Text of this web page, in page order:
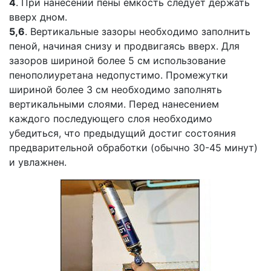
вверх дном.
5,6. Вертикальные зазоры необходимо заполнить
пеной, начиная снизу и продвигаясь вверх. Для
зазоров шириной более 5 см использование
пенополиуретана недопустимо. Промежутки
шириной более 3 см необходимо заполнять
вертикальными слоями. Перед нанесением
каждого последующего слоя необходимо
убедиться, что предыдущий достиг состояния
предварительной обработки (обычно 30-45 минут)
и увлажнен.